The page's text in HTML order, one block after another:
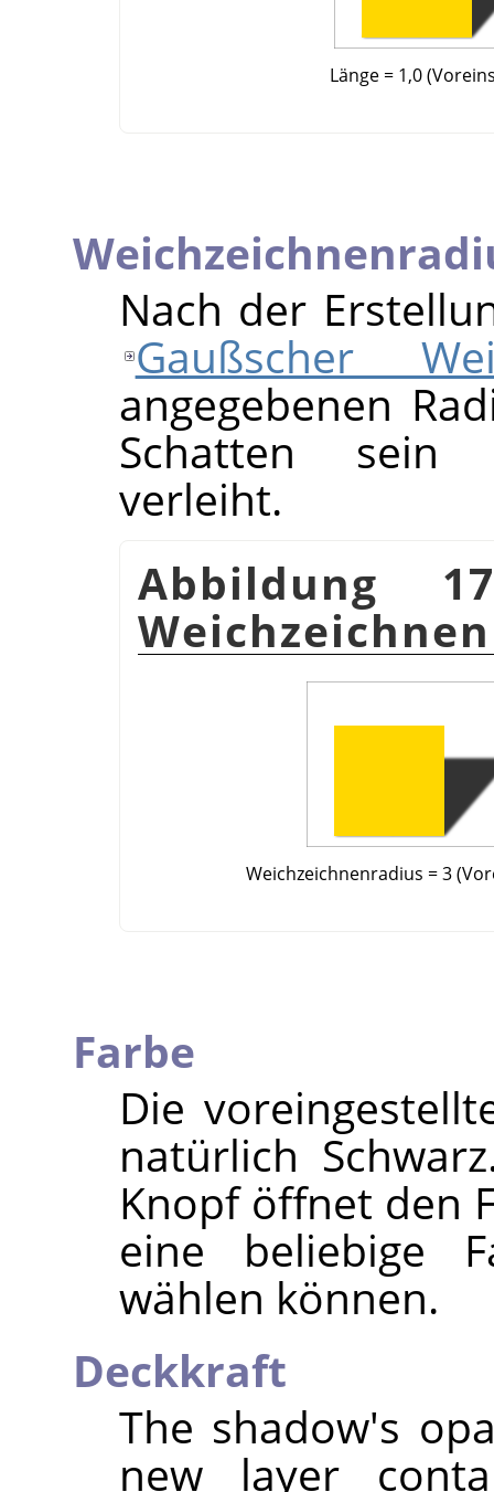
Länge = 1,0
Nach der
Gaußscher
angegebenen
Schatten sein
verleiht.
Abbildung
Weichzeichnen
Weichzeichnenradius = 3
Farbe
Die
natürlich
Knopf öffnet den
eine beliebige
wählen können.
Deckkraft
The shadow's
new layer